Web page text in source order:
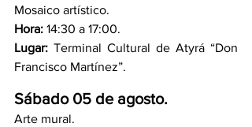
Mosaico artístico.
Hora: 14:30 a 17:00.
Lugar: Terminal Cultural de Atyrá “Don
Francisco Martínez”.
Sábado 05 de agosto.
Arte mural.